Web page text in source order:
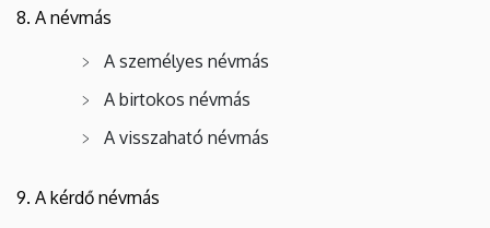
8. A névmás
A személyes névmás
A birtokos névmás
A visszaható névmás
9. A kérdő névmás